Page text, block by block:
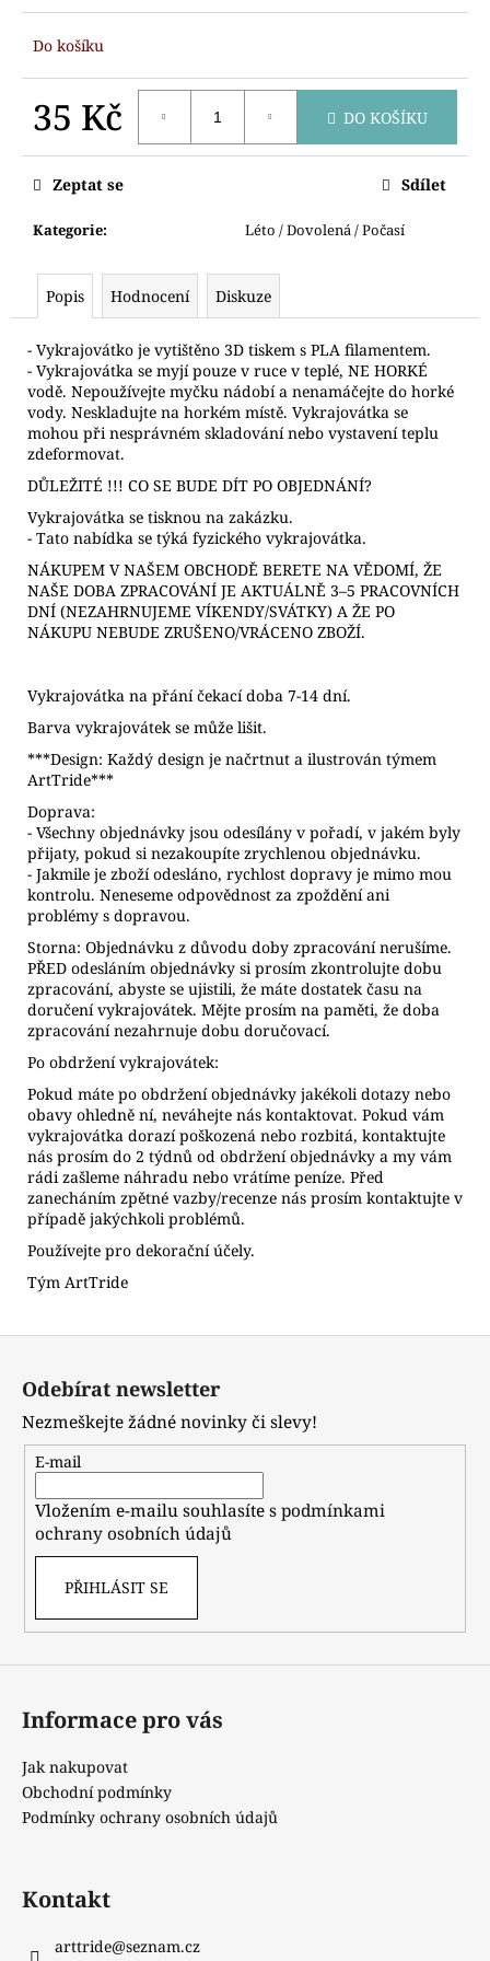
Do košíku
35 Kč DO KOŠÍKU
Kategorie: Léto / Dovolená / Počasí
Zeptat se Sdílet
Popis Hodnocení Diskuze
- Vykrajovátko je vytištěno 3D tiskem s PLA filamentem.
- Vykrajovátka se myjí pouze v ruce v teplé, NE HORKÉ
vodě. Nepoužívejte myčku nádobí a nenamáčejte do horké
vody. Neskladujte na horkém místě. Vykrajovátka se
mohou při nesprávném skladování nebo vystavení teplu
zdeformovat.
DŮLEŽITÉ !!! CO SE BUDE DÍT PO OBJEDNÁNÍ?
Vykrajovátka se tisknou na zakázku.
- Tato nabídka se týká fyzického vykrajovátka.
NÁKUPEM V NAŠEM OBCHODĚ BERETE NA VĚDOMÍ, ŽE
NAŠE DOBA ZPRACOVÁNÍ JE AKTUÁLNĚ 3–5 PRACOVNÍCH
DNÍ (NEZAHRNUJEME VÍKENDY/SVÁTKY) A ŽE PO
NÁKUPU NEBUDE ZRUŠENO/VRÁCENO ZBOŽÍ.
Vykrajovátka na přání čekací doba 7-14 dní.
Barva vykrajovátek se může lišit.
***Design: Každý design je načrtnut a ilustrován týmem
ArtTride***
Doprava:
- Všechny objednávky jsou odesílány v pořadí, v jakém byly
přijaty, pokud si nezakoupíte zrychlenou objednávku.
- Jakmile je zboží odesláno, rychlost dopravy je mimo mou
kontrolu. Neneseme odpovědnost za zpoždění ani
problémy s dopravou.
Storna: Objednávku z důvodu doby zpracování nerušíme.
PŘED odesláním objednávky si prosím zkontrolujte dobu
zpracování, abyste se ujistili, že máte dostatek času na
doručení vykrajovátek. Mějte prosím na paměti, že doba
zpracování nezahrnuje dobu doručovací.
Po obdržení vykrajovátek:
Pokud máte po obdržení objednávky jakékoli dotazy nebo
obavy ohledně ní, neváhejte nás kontaktovat. Pokud vám
vykrajovátka dorazí poškozená nebo rozbitá, kontaktujte
nás prosím do 2 týdnů od obdržení objednávky a my vám
rádi zašleme náhradu nebo vrátíme peníze. Před
zanecháním zpětné vazby/recenze nás prosím kontaktujte v
případě jakýchkoli problémů.
Používejte pro dekorační účely.
Tým ArtTride
e
m
VYKRAJOVÁTKO
ČEPICÍ
81
Odebírat newsletter
Nezmeškejte žádné novinky či slevy!
E-mail
Vložením e-mailu souhlasíte spodmínkami
ochrany osobních údajů
PŘIHLÁSIT SE
Informace pro vás
Jak nakupovat
Obchodní podmínky
Podmínky ochrany osobních údajů
Kontakt
arttride@seznam.cz